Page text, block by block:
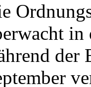
in
der